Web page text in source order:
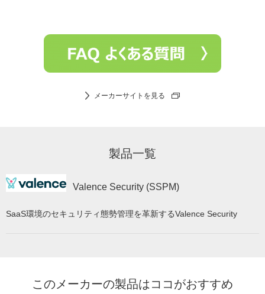
メーカーサイトを見る
製品一覧
Valence Security (SSPM)
SaaS環境のセキュリティ態勢管理を革新するValence Security
このメーカーの製品はココがおすすめ